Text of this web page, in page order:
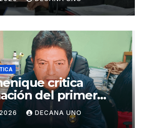
critica
del primer
ministerial de Keiko
DECANA UNO